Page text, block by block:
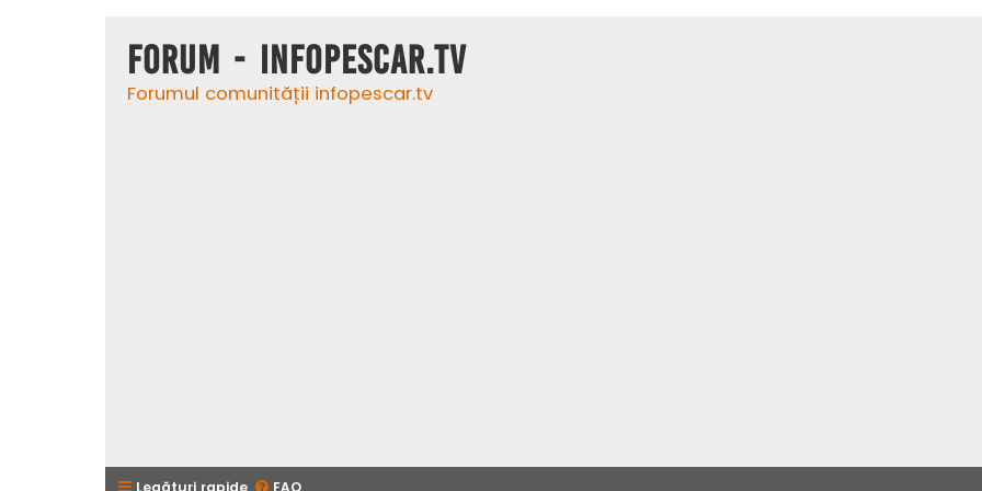
Forum - InfoPescar.Tv
Forumul comunității infopescar.tv
Legături rapide FAQ